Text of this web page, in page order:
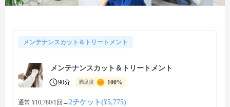
メンテナンスカット＆トリートメント
メンテナンスカット＆トリートメント
90分 満足度 100%
通常 ¥10,780/1回 →2チケット(¥5,775)